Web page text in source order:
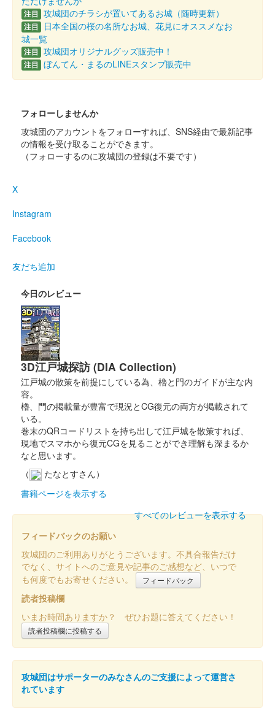
和歌山城 御城印 築城440年記念の吉野杉版の別バージョン
和歌山城 御城印 令和八年新春限定
販売終了
和歌山城 切り絵御城印
切り絵師・尾之善（おのぜん）氏が作成した、和歌山城の令和八
年度の切り絵御城印。令和七年度のものよりも大判になってい
る。「令和八丙午歳」の文言入り。
和歌山城 御城印
和歌山城 記念符
年記念符
販売終了
豊臣秀吉が最初に築城した大阪城と豊臣秀長が築城した和歌山城
が、昭和60年（1985年） 11月2日に姉妹城提携し、2025年で40
周年を迎える事を記念して、大阪城と和歌山城の手書きの記念符
セットが大阪……
和歌山城 御城印 築城440年記念版
販売終了
「第四回大阪お城フェス2025」の和歌山城ブースで先行販売。
その後、8月11日から現地で販売。
和歌山城 御城印
和歌山城 切り絵御城印
販売終了
切り絵師・尾之善(おのぜん)氏が作成した、和歌山城の令和七年
度の切り絵御城印。「令和七乙巳歳」の文言入り。
和歌山城 御城印
注目 攻城団のチラシが置いてあるお城（随時更新）
注目
日本全国の桜の名所なお城、花見にオススメなお
城一覧
注目 攻城団オリジナルグッズ販売中！
注目 ぼんてん・まるのLINEスタンプ販売中
フォローしませんか
攻城団のアカウントをフォローすれば、SNS経由で最新記事
の情報を受け取ることができます。
（フォローするのに攻城団の登録は不要です）
X
Instagram
Facebook
友だち追加
今日のレビュー
3D江戸城探訪 (DIA Collection)
江戸城の散策を前提にしている為、櫓と門のガイドが主な内
容。
櫓、門の掲載量が豊富で現況とCG復元の両方が掲載されて
いる。
巻末のQRコードリストを持ち出して江戸城を散策すれば、
現地でスマホから復元CGを見ることができ理解も深まるか
なと思います。
（
たなとすさん）
書籍ページを表示する
すべてのレビューを表示する
フィードバックのお願い
攻城団のご利用ありがとうございます。不具合報告だけ
でなく、サイトへのご意見や記事のご感想など、いつで
も何度でもお寄せください。
フィードバック
読者投稿欄
いまお時間ありますか？ ぜひお題に答えてください！
読者投稿欄に投稿する
攻城団はサポーターのみなさんのご支援によって運営さ
れています